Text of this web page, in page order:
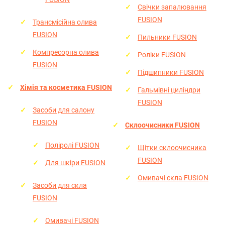
Трансмісійна олива
FUSION
Компресорна олива
FUSION
Хімія та косметика FUSION
Засоби для салону
FUSION
Поліролі FUSION
Для шкіри FUSION
Засоби для скла
FUSION
Омивачі FUSION
Cвічки запалювання
FUSION
Пильники FUSION
Роліки FUSION
Підшипники FUSION
Гальмівні циліндри
FUSION
Склоочисники FUSION
Щітки склоочисника
FUSION
Омивачі скла FUSION